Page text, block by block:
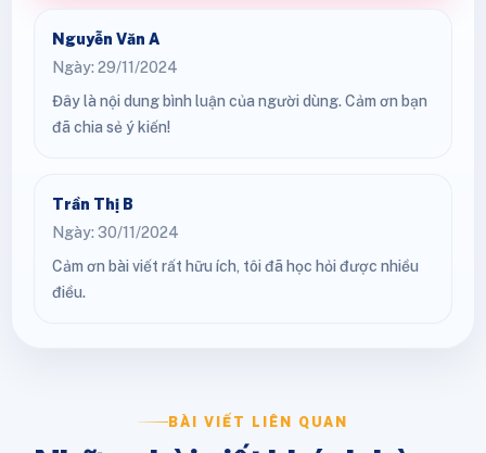
Nguyễn Văn A
Ngày: 29/11/2024
Đây là nội dung bình luận của người dùng. Cảm ơn bạn
đã chia sẻ ý kiến!
Trần Thị B
Ngày: 30/11/2024
Cảm ơn bài viết rất hữu ích, tôi đã học hỏi được nhiều
điều.
BÀI VIẾT LIÊN QUAN